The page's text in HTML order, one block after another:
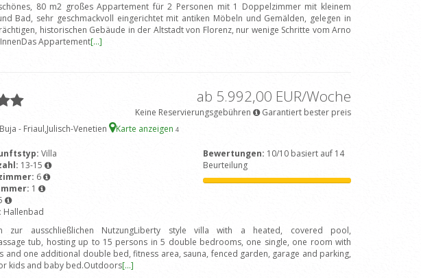
80 m2 großes Appartement für 2 Personen mit 1 Doppelzimmer mit kleinem
Bad, sehr geschmackvoll eingerichtet mit antiken Möbeln und Gemälden, gelegen in
historischen Gebäude in der Altstadt von Florenz, nur wenige Schritte vom Arno
Appartement[...]
ab 5.992,00 EUR/Woche
Keine Reservierungsgebühren
Garantiert bester preis
Buja - Friaul,Julisch-Venetien Karte anzeigen 4
Villa
13-15
6
1
Hallenbad
Bewertungen: 10/10 basiert auf 14
Beurteilung
zur ausschließlichen NutzungLiberty style villa with a heated, covered pool,
tub, hosting up to 15 persons in 5 double bedrooms, one single, one room with
and one additional double bed, fitness area, sauna, fenced garden, garage and parking,
kids and baby bed.Outdoors[...]